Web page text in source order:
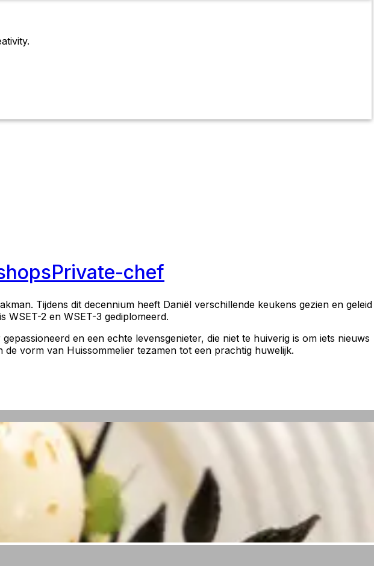
Private-chef
Tijdens dit decennium heeft Daniël verschillende keukens gezien en geleid
WSET-2 en WSET-3 gediplomeerd.
en een echte levensgenieter, die niet te huiverig is om iets nieuws
vorm van Huissommelier tezamen tot een prachtig huwelijk.